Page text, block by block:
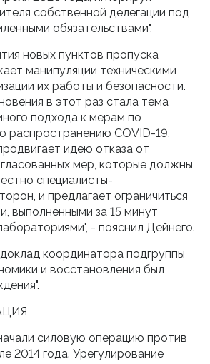
собственной делегации под
обязательствами".
новых пунктов пропуска
манипуляции техническими
их работы и безопасности.
в этот раз стала тема
подхода к мерам по
распространению COVID-19.
идею отказа от
мер, которые должны
специалисты-
и предлагает ограничиться
выполненными за 15 минут
- пояснил Дейнего.
координатора подгруппы
и восстановления был
силовую операцию против
2014 года. Урегулирование